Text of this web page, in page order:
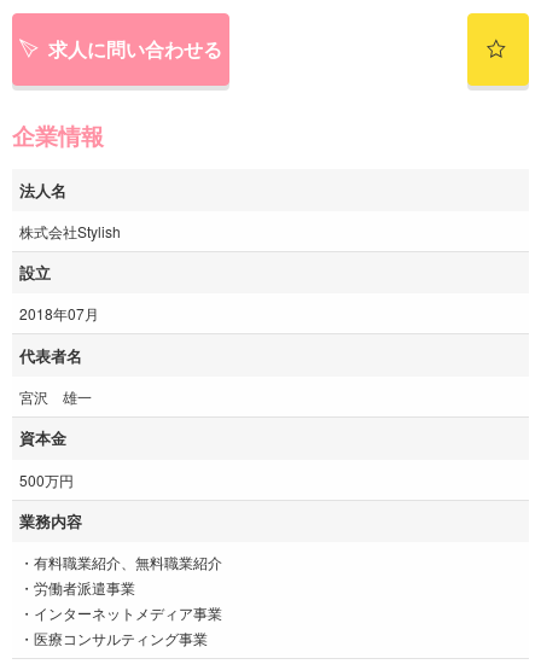
求人に問い合わせる
企業情報
法人名
株式会社Stylish
設立
2018年07月
代表者名
宮沢 雄一
資本金
500万円
業務内容
・有料職業紹介、無料職業紹介
・労働者派遣事業
・インターネットメディア事業
・医療コンサルティング事業